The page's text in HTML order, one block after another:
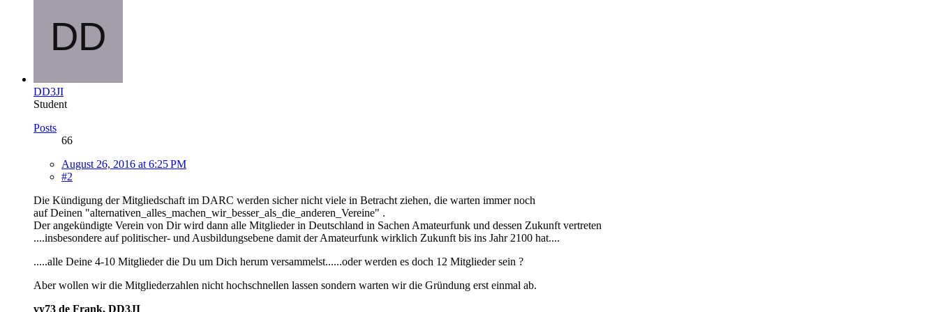
DD3JI
Student
Posts
66
August 26, 2016 at 6:25 PM
#2
Die Kündigung der Mitgliedschaft im DARC werden sicher nicht viele in Betracht ziehen, die warten immer noch
auf Deinen "alternativen_alles_machen_wir_besser_als_die_anderen_Vereine" .
Der angekündigte Verein von Dir wird dann alle Mitglieder in Deutschland in Sachen Amateurfunk und dessen Zukunft vertreten
....insbesondere auf politischer- und Ausbildungsebene damit der Amateurfunk wirklich Zukunft bis ins Jahr 2100 hat....
.....alle Deine 4-10 Mitglieder die Du um Dich herum versammelst......oder werden es doch 12 Mitglieder sein ?
Aber wollen wir die Mitgliederzahlen nicht hochschnellen lassen sondern warten wir die Gründung erst einmal ab.
vy73 de Frank, DD3JI